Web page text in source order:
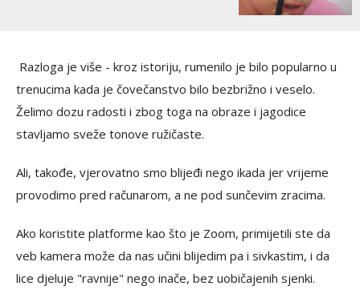
Razloga je više - kroz istoriju, rumenilo je bilo popularno u
trenucima kada je čovečanstvo bilo bezbrižno i veselo.
Želimo dozu radosti i zbog toga na obraze i jagodice
stavljamo sveže tonove ružičaste.
Ali, takođe, vjerovatno smo blijeđi nego ikada jer vrijeme
provodimo pred računarom, a ne pod sunčevim zracima.
Ako koristite platforme kao što je Zoom, primijetili ste da
veb kamera može da nas učini blijedim pa i sivkastim, i da
lice djeluje "ravnije" nego inače, bez uobičajenih sjenki.